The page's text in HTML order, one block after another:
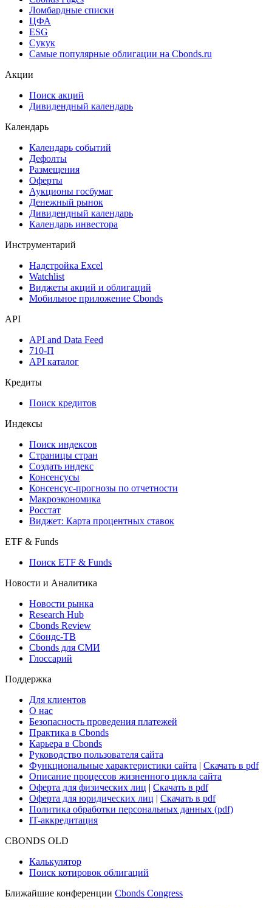
Ломбардные списки
ЦФА
ESG
Сукук
Самые популярные облигации на Cbonds.ru
Акции
Поиск акций
Дивидендный календарь
Календарь
Календарь событий
Дефолты
Размещения
Оферты
Аукционы госбумаг
Денежный рынок
Дивидендный календарь
Календарь инвестора
Инструментарий
Надстройка Excel
Watchlist
Виджеты акций и облигаций
Мобильное приложение Cbonds
API
API and Data Feed
710-П
API каталог
Кредиты
Поиск кредитов
Индексы
Поиск индексов
Страницы стран
Создать индекс
Консенсусы
Консенсус-прогнозы по отчетности
Макроэкономика
Росстат
Виджет: Карта процентных ставок
ETF & Funds
Поиск ETF & Funds
Новости и Аналитика
Новости рынка
Research Hub
Cbonds Review
Сбондс-ТВ
Cbonds для СМИ
Глоссарий
Поддержка
Для клиентов
О нас
Безопасность проведения платежей
Практика в Cbonds
Карьера в Cbonds
Руководство пользователя сайта
Функциональные характеристики сайта | Скачать в pdf
Описание процессов жизненного цикла сайта
Оферта для физических лиц | Скачать в pdf
Оферта для юридических лиц | Скачать в pdf
Политика обработки персональных данных (pdf)
IT-аккредитация
CBONDS OLD
Калькулятор
Поиск котировок облигаций
Ближайшие конференции Cbonds Congress